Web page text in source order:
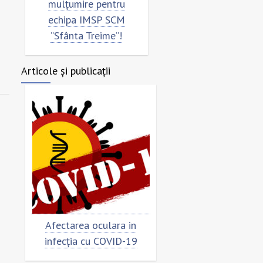
mulțumire pentru
echipa IMSP SCM
”Sfânta Treime”!
Articole și publicații
Afectarea oculara in
infecția cu COVID-19